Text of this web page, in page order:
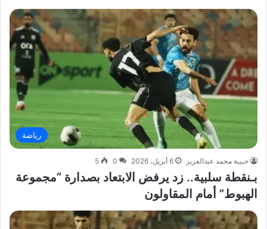
رياضة
حبيبة محمد عبدالعزيز 6 أبريل، 2026 0
5
بـنقطة سلبية.. زد يرفض الابتعاد بصدارة “مجموعة
الهبوط” أمام المقاولون